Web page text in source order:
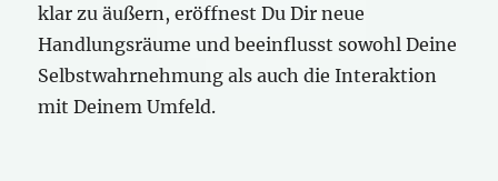
klar zu äußern, eröffnest Du Dir neue
Handlungsräume und beeinflusst sowohl Deine
Selbstwahrnehmung als auch die Interaktion
mit Deinem Umfeld.